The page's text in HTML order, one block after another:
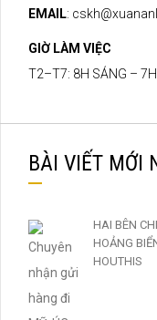
EMAIL:
GIỜ LÀM VIỆC
T2–T7: 8H SÁNG – 7H
BÀI VIẾT MỚI
HAI BÊN
HOẢNG
HOUTHIS